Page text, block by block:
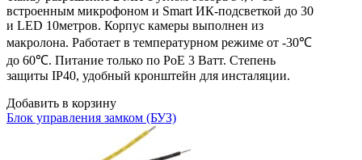
встроенным микрофоном и Smart ИК-подсветкой до 30
и LED 10метров. Корпус камеры выполнен из
макролона. Работает в температурном режиме от -30℃
до 60℃. Питание только по PoE 3 Ватт. Степень
защиты IP40, удобный кронштейн для инсталяции.
Добавить в корзину
Блок управления замком (БУЗ)